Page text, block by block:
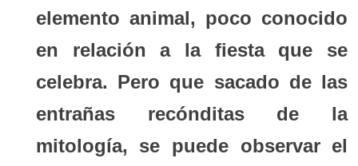
elemento animal, poco conocido
en relación a la fiesta que se
celebra. Pero que sacado de las
entrañas recónditas de la
mitología, se puede observar el